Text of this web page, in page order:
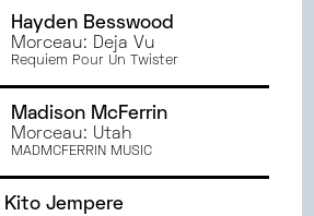
Hayden Besswood
Morceau: Deja Vu
Requiem Pour Un Twister
Madison McFerrin
Morceau: Utah
MADMCFERRIN MUSIC
Kito Jempere